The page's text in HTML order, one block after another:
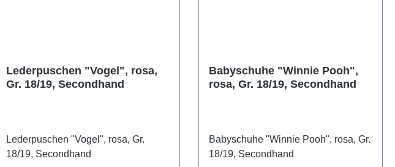
Lederpuschen "Vogel", rosa,
Gr. 18/19, Secondhand
Lederpuschen "Vogel", rosa, Gr.
18/19, Secondhand
Babyschuhe "Winnie Pooh",
rosa, Gr. 18/19, Secondhand
Babyschuhe "Winnie Pooh", rosa, Gr.
18/19, Secondhand